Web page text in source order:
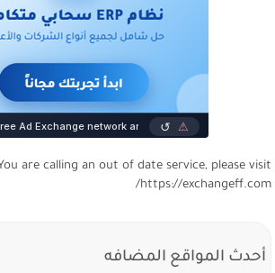
You are calling an out of date service, please visit
https://exchangeff.com/
أحدث المواقع المضافه